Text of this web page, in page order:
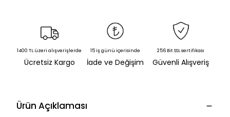
1400 TL üzeri alışverişlerde
Ücretsiz Kargo
15 iş günü içerisinde
İade ve Değişim
256 Bit SSL sertifikası
Güvenli Alışveriş
Ürün Açıklaması